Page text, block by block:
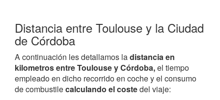
Distancia entre Toulouse y la Ciudad
de Córdoba
A continuación les detallamos ladistancia en
kilometros entre Toulouse y Córdoba,el tiempo
empleado en dicho recorrido en coche y el consumo
de combustilecalculando el costedel viaje: